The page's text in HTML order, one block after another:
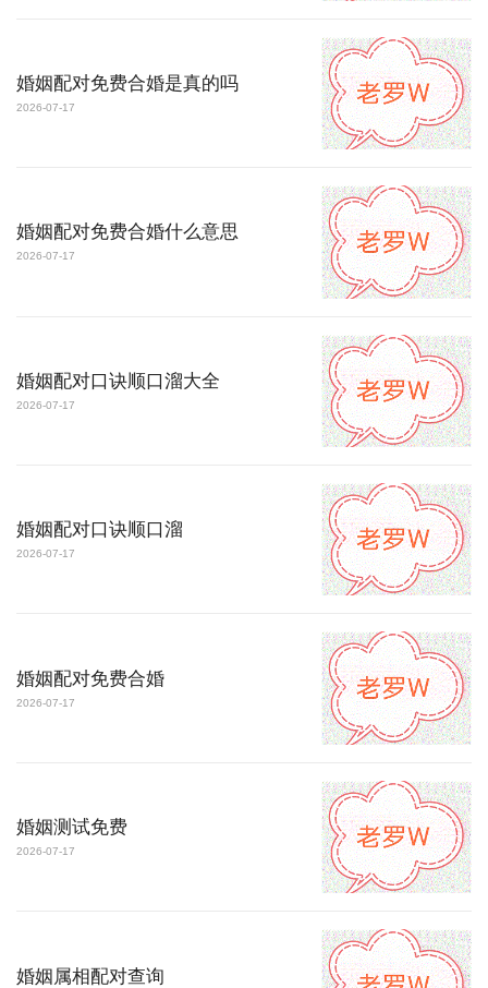
婚姻配对免费合婚是真的吗
2026-07-17
婚姻配对免费合婚什么意思
2026-07-17
婚姻配对口诀顺口溜大全
2026-07-17
婚姻配对口诀顺口溜
2026-07-17
婚姻配对免费合婚
2026-07-17
婚姻测试免费
2026-07-17
婚姻属相配对查询